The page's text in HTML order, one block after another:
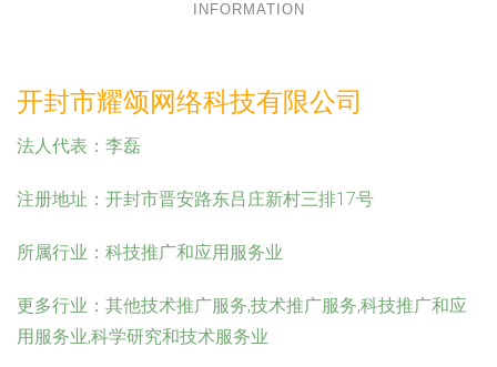
INFORMATION
开封市耀颂网络科技有限公司
法人代表： 李磊
注册地址： 开封市晋安路东吕庄新村三排17号
所属行业： 科技推广和应用服务业
更多行业： 其他技术推广服务,技术推广服务,科技推广和应
用服务业,科学研究和技术服务业